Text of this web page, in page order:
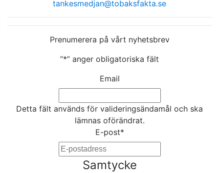
tankesmedjan@tobaksfakta.se
Prenumerera på vårt nyhetsbrev
”*” anger obligatoriska fält
Email
Detta fält används för valideringsändamål och ska
lämnas oförändrat.
E-post*
Samtycke